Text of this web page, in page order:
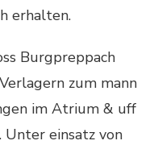
erhalten.
Burgpreppach
zum mann
im Atrium & uff
Unter einsatz von